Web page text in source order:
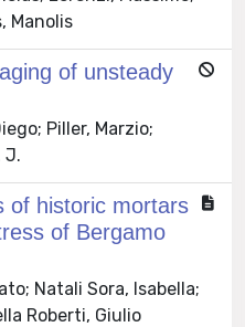
Manolis
of unsteady
Piller, Marzio;
J.
of historic mortars
of Bergamo
Natali Sora, Isabella;
Roberti, Giulio